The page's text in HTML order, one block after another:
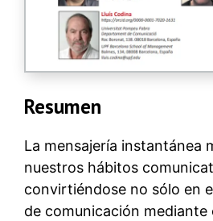
Resumen
La mensajería instantánea
nuestros hábitos
convirtiéndose no sólo en
de comunicación mediante